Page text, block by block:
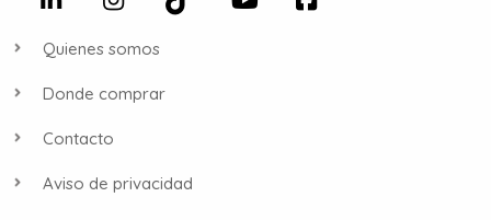
Quienes somos
Donde comprar
Contacto
Aviso de privacidad